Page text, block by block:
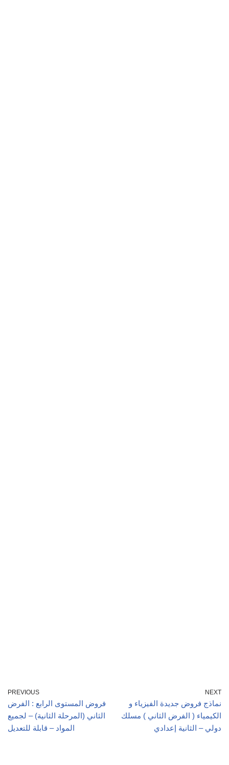
PREVIOUS
فروض المستوى الرابع : الفرض
الثاني (المرحلة الثانية) – لجميع
المواد – قابلة للتعديل
NEXT
نماذج فروض جديدة الفيزياء و
الكيمياء ( الفرض الثاني ) مسلك
دولي – الثانية إعدادي